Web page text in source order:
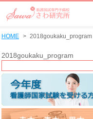
HOME 2018goukaku_program
2018goukaku_program